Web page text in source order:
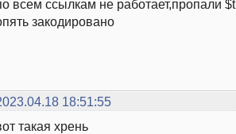
всем ссылкам не работает,пропали
закодировано
18:51:55
такая хрень